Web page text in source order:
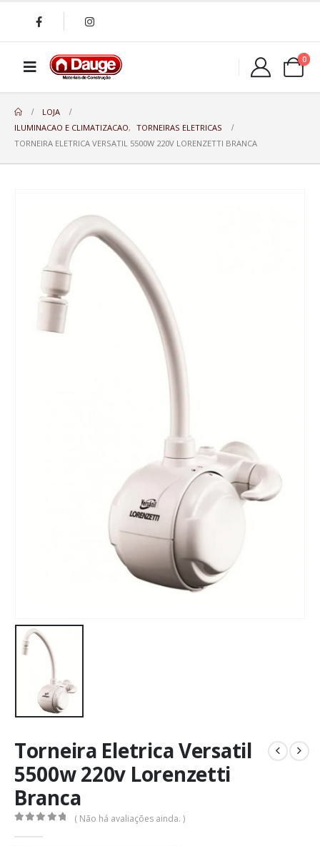
0
LOJA
ILUMINACAO E CLIMATIZACAO, TORNEIRAS ELETRICAS
TORNEIRA ELETRICA VERSATIL 5500W 220V LORENZETTI BRANCA
Torneira Eletrica Versatil
5500w 220v Lorenzetti
Branca
( Não há avaliações ainda. )